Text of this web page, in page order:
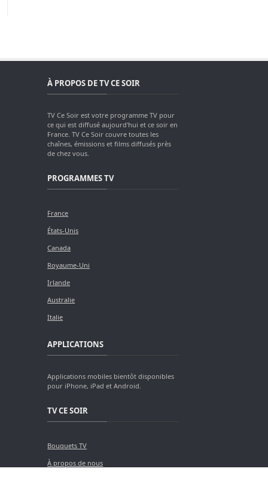
À PROPOS DE TV CE SOIR
TV Ce Soir est votre programme TV pour
ce qui est diffusé aujourd'hui et ce soir en
France. TV Ce Soir couvre toutes les
chaînes, émissions et films diffusés près
de chez vous.
PROGRAMMES TV
France
États-Unis
Canada
Royaume-Uni
Irlande
Australie
Italie
APPLICATIONS
Applications mobiles bientôt disponibles
pour iPhone, iPad et Android.
TV CE SOIR
Bouquets TV
À propos de nous